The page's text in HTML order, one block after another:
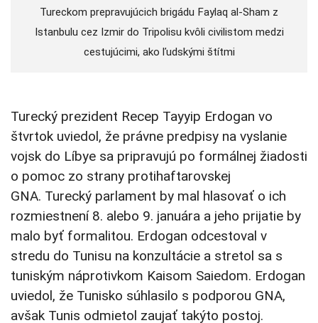
Tureckom prepravujúcich brigádu Faylaq al-Sham z
Istanbulu cez Izmir do Tripolisu kvôli civilistom medzi
cestujúcimi, ako ľudskými štítmi
Turecký prezident Recep Tayyip Erdogan vo
štvrtok uviedol, že právne predpisy na vyslanie
vojsk do Líbye sa pripravujú po formálnej žiadosti
o pomoc zo strany protihaftarovskej
GNA. Turecký parlament by mal hlasovať o ich
rozmiestnení 8. alebo 9. januára a jeho prijatie by
malo byť formalitou. Erdogan odcestoval v
stredu do Tunisu na konzultácie a stretol sa s
tuniským náprotivkom Kaisom Saiedom. Erdogan
uviedol, že Tunisko súhlasilo s podporou GNA,
avšak Tunis odmietol zaujať takýto postoj.